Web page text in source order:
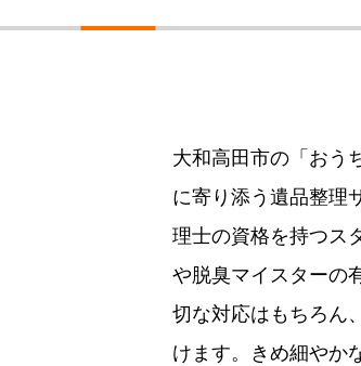
大和高田市の「おう
に寄り添う遺品整理
理士の資格を持つス
や脱臭マイスターの
切な対応はもちろん
けます。きめ細やか